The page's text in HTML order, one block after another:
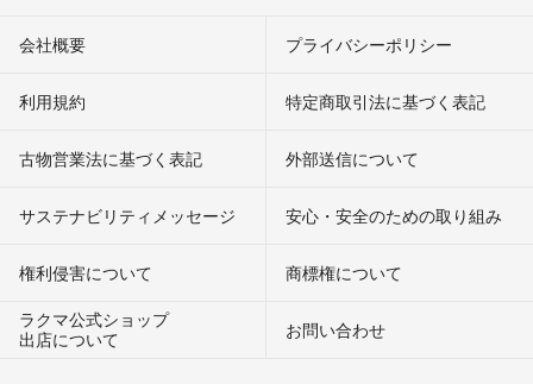
会社概要 プライバシーポリシー
利用規約 特定商取引法に基づく表記
古物営業法に基づく表記 外部送信について
サステナビリティメッセージ 安心・安全のための取り組み
権利侵害について
商標権について
ラクマ公式ショップ
出店について
お問い合わせ